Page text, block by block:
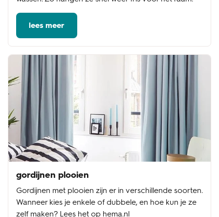
lees meer
gordijnen plooien
Gordijnen met plooien zijn er in verschillende soorten.
Wanneer kies je enkele of dubbele, en hoe kun je ze
zelf maken? Lees het op hema.nl